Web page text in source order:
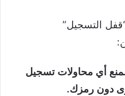
التسجيل”
أي محاولات تسجيل
دون رمزك.